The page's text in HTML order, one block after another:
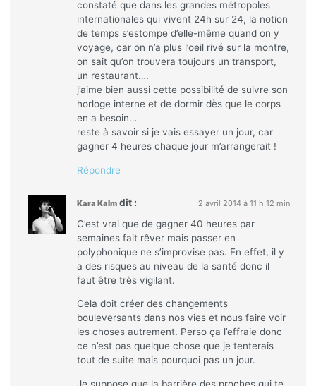
constaté que dans les grandes métropoles
internationales qui vivent 24h sur 24, la notion
de temps s’estompe d’elle-même quand on y
voyage, car on n’a plus l’oeil rivé sur la montre,
on sait qu’on trouvera toujours un transport,
un restaurant….
j’aime bien aussi cette possibilité de suivre son
horloge interne et de dormir dès que le corps
en a besoin…
reste à savoir si je vais essayer un jour, car
gagner 4 heures chaque jour m’arrangerait !
Répondre
Kara Kalm dit : 2 avril 2014 à 11 h 12 min
C’est vrai que de gagner 40 heures par
semaines fait rêver mais passer en
polyphonique ne s’improvise pas. En effet, il y
a des risques au niveau de la santé donc il
faut être très vigilant.
Cela doit créer des changements
bouleversants dans nos vies et nous faire voir
les choses autrement. Perso ça l’effraie donc
ce n’est pas quelque chose que je tenterais
tout de suite mais pourquoi pas un jour.